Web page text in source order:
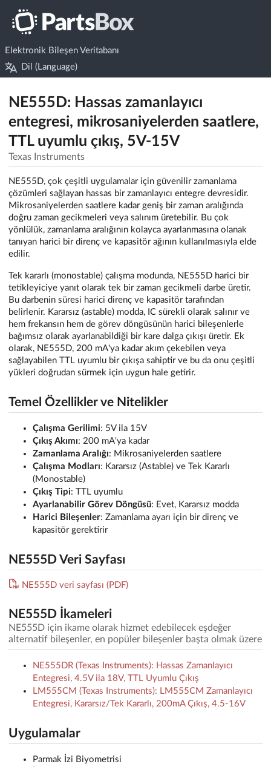
Elektronik Bileşen Veritabanı
Dil (Language)
NE555D: Hassas zamanlayıcı
entegresi, mikrosaniyelerden saatlere,
TTL uyumlu çıkış, 5V-15V
Texas Instruments
NE555D, çok çeşitli uygulamalar için güvenilir zamanlama
çözümleri sağlayan hassas bir zamanlayıcı entegre devresidir.
Mikrosaniyelerden saatlere kadar geniş bir zaman aralığında
doğru zaman gecikmeleri veya salınım üretebilir. Bu çok
yönlülük, zamanlama aralığının kolayca ayarlanmasına olanak
tanıyan harici bir direnç ve kapasitör ağının kullanılmasıyla elde
edilir.
Tek kararlı (monostable) çalışma modunda, NE555D harici bir
tetikleyiciye yanıt olarak tek bir zaman gecikmeli darbe üretir.
Bu darbenin süresi harici direnç ve kapasitör tarafından
belirlenir. Kararsız (astable) modda, IC sürekli olarak salınır ve
hem frekansın hem de görev döngüsünün harici bileşenlerle
bağımsız olarak ayarlanabildiği bir kare dalga çıkışı üretir. Ek
olarak, NE555D, 200 mA'ya kadar akım çekebilen veya
sağlayabilen TTL uyumlu bir çıkışa sahiptir ve bu da onu çeşitli
yükleri doğrudan sürmek için uygun hale getirir.
Temel Özellikler ve Nitelikler
Çalışma Gerilimi: 5V ila 15V
Çıkış Akımı: 200 mA'ya kadar
Zamanlama Aralığı: Mikrosaniyelerden saatlere
Çalışma Modları: Kararsız (Astable) ve Tek Kararlı
(Monostable)
Çıkış Tipi: TTL uyumlu
Ayarlanabilir Görev Döngüsü: Evet, Kararsız modda
Harici Bileşenler: Zamanlama ayarı için bir direnç ve
kapasitör gerektirir
NE555D Veri Sayfası
NE555D veri sayfası (PDF)
NE555D İkameleri
NE555D için ikame olarak hizmet edebilecek eşdeğer
alternatif bileşenler, en popüler bileşenler başta olmak üzere
NE555DR (Texas Instruments): Hassas Zamanlayıcı
Entegresi, 4.5V ila 18V, TTL Uyumlu Çıkış
LM555CM (Texas Instruments): LM555CM Zamanlayıcı
Entegresi, Kararsız/Tek Kararlı, 200mA Çıkış, 4.5-16V
Uygulamalar
Parmak İzi Biyometrisi